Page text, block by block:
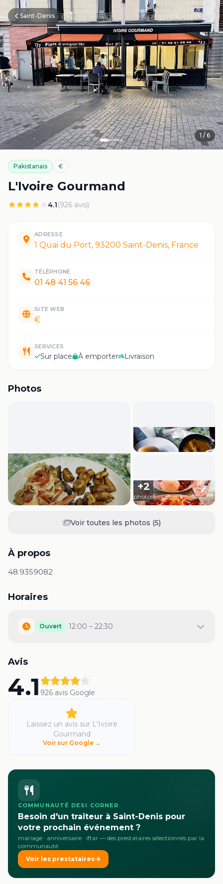
Saint-Denis
1 / 6
Pakistanais €
L'Ivoire Gourmand
4.1(926 avis)
ADRESSE
1 Quai du Port, 93200 Saint-Denis, France
TÉLÉPHONE
01 48 41 56 46
SITE WEB
€
SERVICES
Sur place À emporter Livraison
Photos
+2
photos
Voir toutes les photos (5)
À propos
48.9359082
Horaires
Ouvert 12:00 – 22:30
Avis
4.1 926 avis Google
Laissez un avis sur L'Ivoire
Gourmand
Voir sur Google →
COMMUNAUTÉ DESI CORNER
Besoin d'un traiteur à Saint-Denis pour
votre prochain événement ?
mariage · anniversaire · iftar — des prestataires sélectionnés par la
communauté
Voir les prestataires